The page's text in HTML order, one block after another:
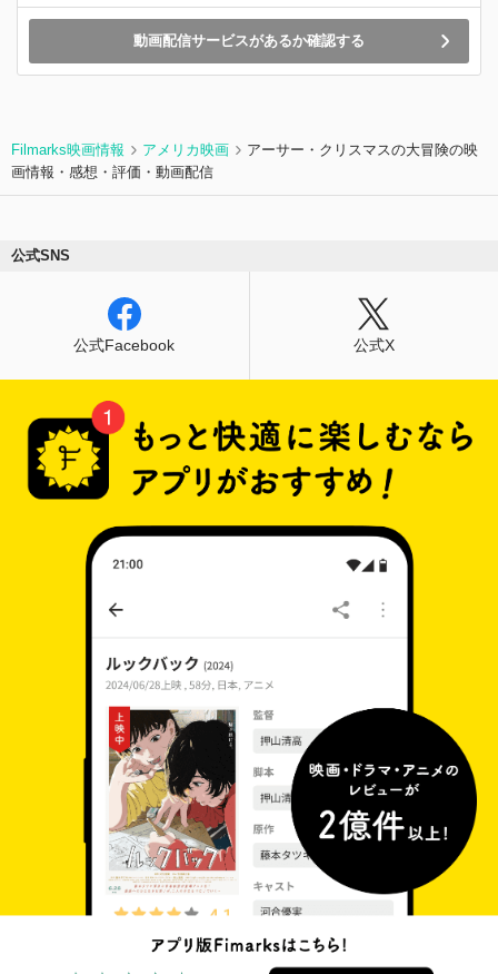
動画配信サービスがあるか確認する
Filmarks映画情報 アメリカ映画
アーサー・クリスマスの大冒険の映
画情報・感想・評価・動画配信
公式SNS
公式Facebook 公式X